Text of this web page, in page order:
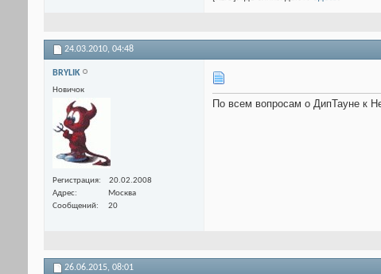
24.03.2010, 04:48
BRYLIK
Новичок
Регистрация
20.02.2008
Адрес
Москва
Сообщений
20
По всем вопросам о ДипТауне к
26.06.2015, 08:01